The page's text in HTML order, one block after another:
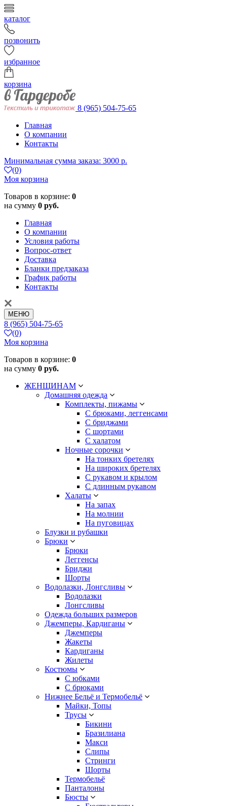
каталог
позвонить
избранное
корзина
8 (965) 504-75-65
Главная
О компании
Контакты
Минимальная сумма заказа: 3000 р.
(0)
Моя корзина
Товаров в корзине: 0
на сумму 0 руб.
Главная
О компании
Условия работы
Вопрос-ответ
Доставка
Бланки предзаказа
График работы
Контакты
МЕНЮ
8 (965) 504-75-65
(0)
Моя корзина
Товаров в корзине: 0
на сумму 0 руб.
ЖЕНЩИНАМ
Домашняя одежда
Комплекты, пижамы
С брюками, леггенсами
С бриджами
С шортами
С халатом
Ночные сорочки
На тонких бретелях
На широких бретелях
С рукавом и крылом
С длинным рукавом
Халаты
На запах
На молнии
На пуговицах
Блузки и рубашки
Брюки
Брюки
Леггенсы
Бриджи
Шорты
Водолазки, Лонгсливы
Водолазки
Лонгсливы
Одежда больших размеров
Джемперы, Кардиганы
Джемперы
Жакеты
Кардиганы
Жилеты
Костюмы
С юбками
С брюками
Нижнее Бельё и Термобельё
Майки, Топы
Трусы
Бикини
Бразилиана
Макси
Слипы
Стринги
Шорты
Термобельё
Панталоны
Бюсты